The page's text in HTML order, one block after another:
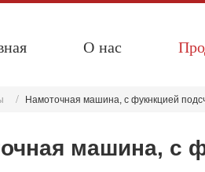
О нас
Намоточная машина, с фукнкцией
машина, с